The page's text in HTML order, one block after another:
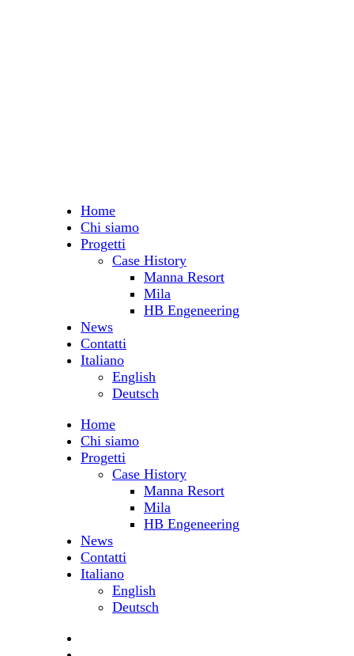
Home
Chi siamo
Progetti
Case History
Manna Resort
Mila
HB Engeneering
News
Contatti
Italiano
English
Deutsch
Home
Chi siamo
Progetti
Case History
Manna Resort
Mila
HB Engeneering
News
Contatti
Italiano
English
Deutsch